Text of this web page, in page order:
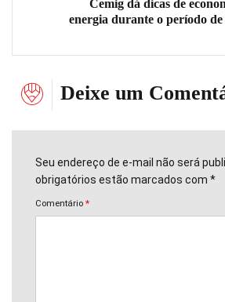
Cemig dá dicas de
energia durante o período de
Deixe um
Seu endereço de e-mail não será
obrigatórios estão marcados com *
Comentário *